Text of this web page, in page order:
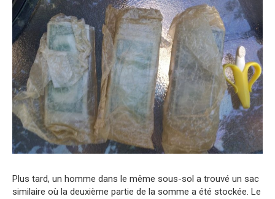
Plus tard, un homme dans le même sous-sol a trouvé un sac
similaire où la deuxième partie de la somme a été stockée. Le